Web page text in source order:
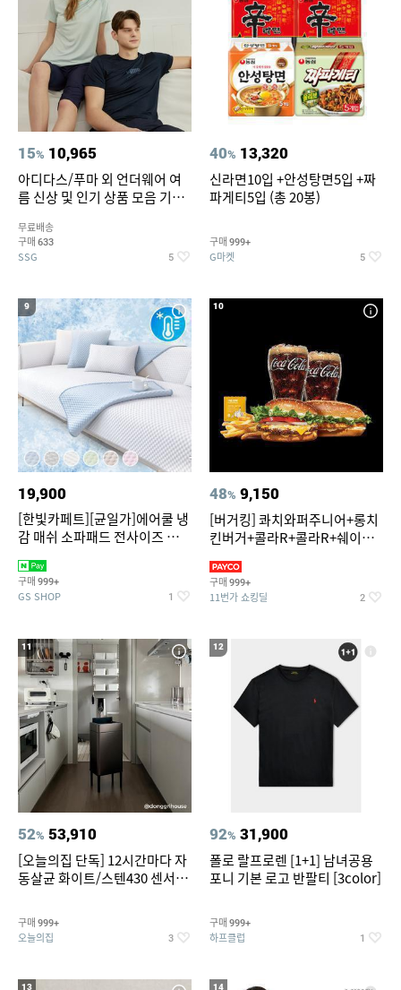
15% 10,965
아디다스/푸마 외 언더웨어 여
름 신상 및 인기 상품 모음 기획
무료배송
구매 633
SSG 5
40% 13,320
신라면10입 +안성탕면5입 +짜
파게티5입 (총 20봉)
구매 999+
G마켓 5
9
19,900
[한빛카페트][균일가]에어쿨 냉
감 매쉬 소파패드 전사이즈 균일
구매 999+
GS SHOP 1
10
48% 9,150
[버거킹] 콰치와퍼주니어+롱치
킨버거+콜라R+콜라R+쉐이킹
구매 999+
11번가 쇼킹딜 2
11
52% 53,910
[오늘의집 단독] 12시간마다 자
동살균 화이트/스텐430 센서휴
구매 999+
오늘의집 3
12
92% 31,900
폴로 랄프로렌 [1+1] 남녀공용
포니 기본 로고 반팔티 [3color]
구매 999+
하프클럽 1
13 14